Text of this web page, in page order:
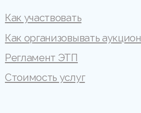
Как участвовать
Как организовывать аукцион
Регламент ЭТП
Стоимость услуг